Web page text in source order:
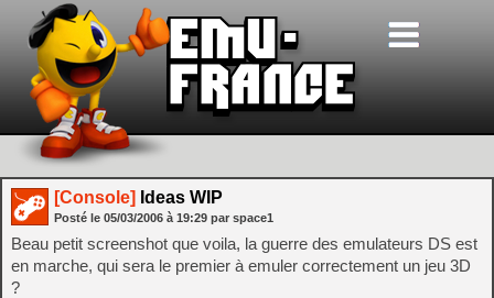
[Console] Ideas WIP
Posté le 05/03/2006 à 19:29 par space1
Beau petit screenshot que voila, la guerre des emulateurs DS est
en marche, qui sera le premier à emuler correctement un jeu 3D
?